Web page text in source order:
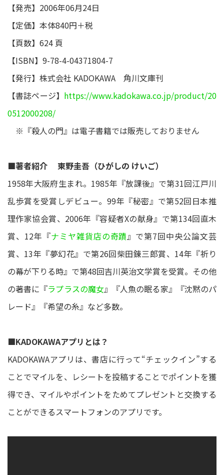
【発売】2006年06月24日
【定価】本体840円＋税
【⾴数】624 ⾴
【ISBN】9-78-4-04371804-7
【発⾏】株式会社 KADOKAWA 角川文庫刊
【書誌ページ】 https://www.kadokawa.co.jp/product/20
0512000208/
※『殺人の門』は電子書籍では販売しておりません
■著者紹介 東野圭吾（ひがしの けいご）
1958年大阪府生まれ。1985年『放課後』で第31回江戸川
乱歩賞を受賞しデビュー。99年『秘密』で第52回日本推
理作家協会賞、2006年『容疑者Xの献身』で第134回直木
賞、12年『ナミヤ雑貨店の奇蹟』で第7回中央公論文芸
賞、13年『夢幻花』で第26回柴田錬三郎賞、14年『祈り
の幕が下りる時』で第48回吉川英治文学賞を受賞。その他
の著書に『ラプラスの魔女』『人魚の眠る家』『沈黙のパ
レード』『希望の糸』など多数。
■KADOKAWAアプリとは？
KADOKAWAアプリは、書店に行って“チェックイン”する
ことでマイルを、レシートを投稿することでポイントを獲
得でき、マイルやポイントをためてプレゼントと交換する
ことができるスマートフォンのアプリです。